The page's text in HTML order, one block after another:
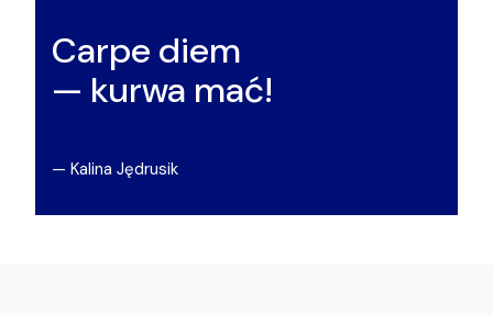
Carpe diem
— kurwa mać!
— Kalina Jędrusik